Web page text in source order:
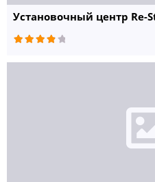
Установочный центр Re-